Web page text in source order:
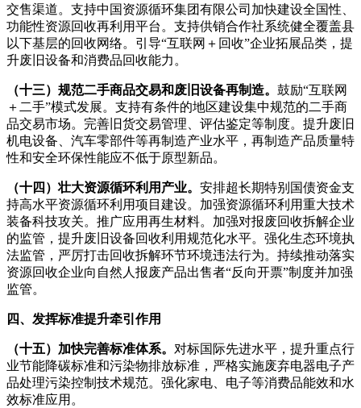
交售渠道。支持中国资源循环集团有限公司加快建设全国性、
功能性资源回收再利用平台。支持供销合作社系统健全覆盖县
以下基层的回收网络。引导“互联网＋回收”企业拓展品类，提
升废旧设备和消费品回收能力。
（十三）规范二手商品交易和废旧设备再制造。 鼓励“互联网
＋二手”模式发展。支持有条件的地区建设集中规范的二手商
品交易市场。完善旧货交易管理、评估鉴定等制度。提升废旧
机电设备、汽车零部件等再制造产业水平，再制造产品质量特
性和安全环保性能应不低于原型新品。
（十四）壮大资源循环利用产业。 安排超长期特别国债资金支
持高水平资源循环利用项目建设。加强资源循环利用重大技术
装备科技攻关。推广应用再生材料。加强对报废回收拆解企业
的监管，提升废旧设备回收利用规范化水平。强化生态环境执
法监管，严厉打击回收拆解环节环境违法行为。持续推动落实
资源回收企业向自然人报废产品出售者“反向开票”制度并加强
监管。
四、发挥标准提升牵引作用
（十五）加快完善标准体系。 对标国际先进水平，提升重点行
业节能降碳标准和污染物排放标准，严格实施废弃电器电子产
品处理污染控制技术规范。强化家电、电子等消费品能效和水
效标准应用。